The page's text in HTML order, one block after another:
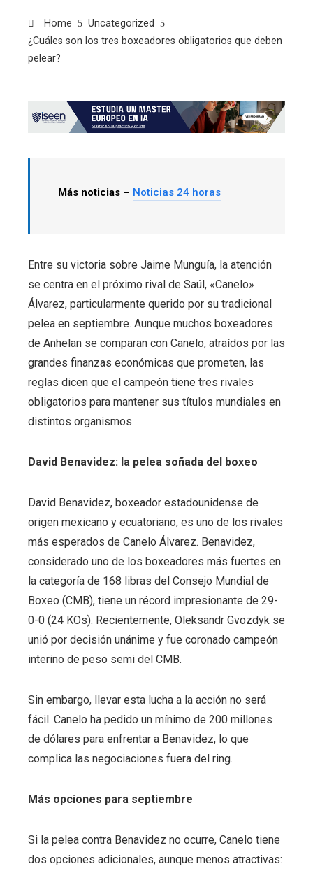
Home
Uncategorized
¿Cuáles son los tres boxeadores obligatorios que deben
pelear?
Más noticias – Noticias 24 horas
Entre su victoria sobre Jaime Munguía, la atención
se centra en el próximo rival de Saúl, «Canelo»
Álvarez, particularmente querido por su tradicional
pelea en septiembre. Aunque muchos boxeadores
de Anhelan se comparan con Canelo, atraídos por las
grandes finanzas económicas que prometen, las
reglas dicen que el campeón tiene tres rivales
obligatorios para mantener sus títulos mundiales en
distintos organismos.
David Benavidez: la pelea soñada del boxeo
David Benavidez, boxeador estadounidense de
origen mexicano y ecuatoriano, es uno de los rivales
más esperados de Canelo Álvarez. Benavidez,
considerado uno de los boxeadores más fuertes en
la categoría de 168 libras del Consejo Mundial de
Boxeo (CMB), tiene un récord impresionante de 29-
0-0 (24 KOs). Recientemente, Oleksandr Gvozdyk se
unió por decisión unánime y fue coronado campeón
interino de peso semi del CMB.
Sin embargo, llevar esta lucha a la acción no será
fácil. Canelo ha pedido un mínimo de 200 millones
de dólares para enfrentar a Benavidez, lo que
complica las negociaciones fuera del ring.
Más opciones para septiembre
Si la pelea contra Benavidez no ocurre, Canelo tiene
dos opciones adicionales, aunque menos atractivas: